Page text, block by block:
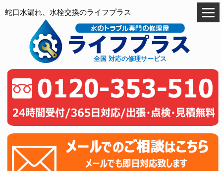
蛇口水漏れ、水栓交換のライフプラス
全国 対応の修理サービス